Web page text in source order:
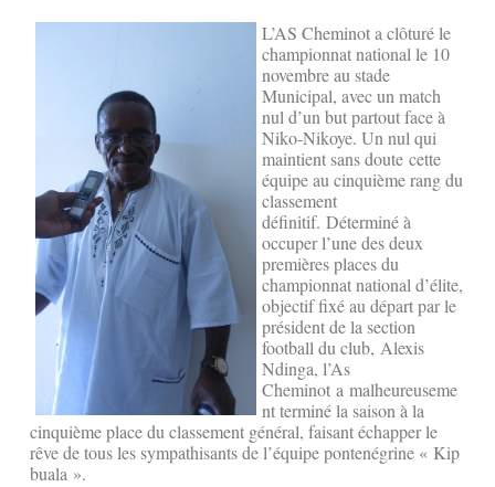
L’AS Cheminot a clôturé le
championnat national le 10
novembre au stade
Municipal, avec un match
nul d’un but partout face à
Niko-Nikoye. Un nul qui
maintient sans doute cette
équipe au cinquième rang du
classement
définitif. Déterminé à
occuper l’une des deux
premières places du
championnat national d’élite,
objectif fixé au départ par le
président de la section
football du club, Alexis
Ndinga, l’As
Cheminot a malheureuseme
nt terminé la saison à la
cinquième place du classement général, faisant échapper le
rêve de tous les sympathisants de l’équipe pontenégrine « Kip
buala ».